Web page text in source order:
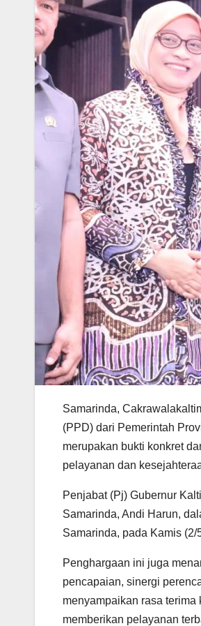
Samarinda,
(PPD) dari Pemerintah
merupakan bukti konkret
pelayanan dan
Penjabat (Pj) Gubernur
Samarinda, Andi Harun,
Samarinda, pada Kamis (2/
Penghargaan ini juga
pencapaian, sinergi
menyampaikan rasa
memberikan pelayanan